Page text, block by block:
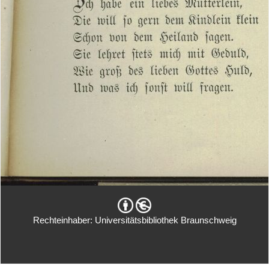
Rechteinhaber: Universitätsbibliothek Braunschweig